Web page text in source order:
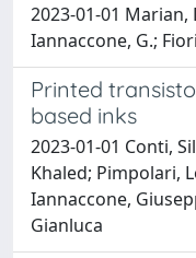
2023-01-01 Marian,
Iannaccone, G.;
Printed
based inks
2023-01-01 Conti,
Khaled; Pimpolari,
Iannaccone,
Gianluca